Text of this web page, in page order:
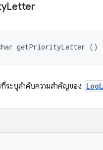
Letter
getPriorityLetter ()
ระบุลำดับความสำคัญของ